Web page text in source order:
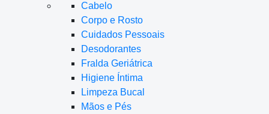
Cabelo
Corpo e Rosto
Cuidados Pessoais
Desodorantes
Fralda Geriátrica
Higiene Íntima
Limpeza Bucal
Mãos e Pés